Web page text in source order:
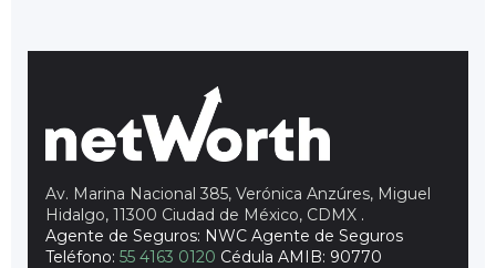
Av. Marina Nacional 385, Verónica Anzúres, Miguel
Hidalgo, 11300 Ciudad de México, CDMX .
Agente de Seguros: NWC Agente de Seguros
Teléfono: 55 4163 0120 Cédula AMIB: 90770